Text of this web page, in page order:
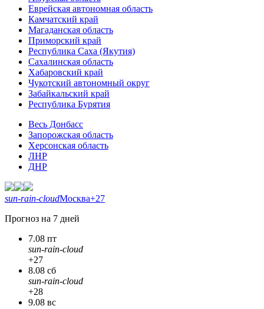
Еврейская автономная область
Камчатский край
Магаданская область
Приморский край
Республика Саха (Якутия)
Сахалинская область
Хабаровский край
Чукотский автономный округ
Забайкальский край
Республика Бурятия
Весь Донбасс
Запорожская область
Херсонская область
ЛНР
ДНР
sun-rain-cloudМосква+27
Прогноз на 7 дней
7.08 пт
sun-rain-cloud
+27
8.08 сб
sun-rain-cloud
+28
9.08 вс